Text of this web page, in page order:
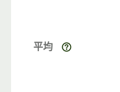
平均